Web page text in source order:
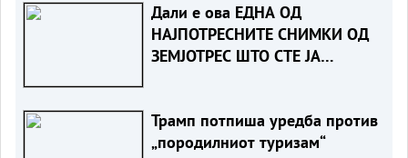
Дали е ова ЕДНА ОД
НАЈПОТРЕСНИТЕ СНИМКИ ОД
ЗЕМЈОТРЕС ШТО СТЕ ЈА
Трамп потпиша уредба против
„породилниот туризам“